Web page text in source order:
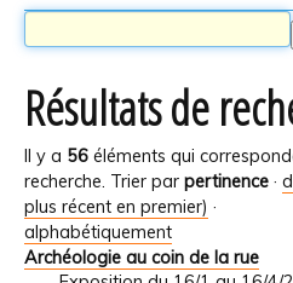
Résultats de
Il y a 56 éléments qui
recherche. Trier par pertinence ·
plus récent en premier) ·
alphabétiquement
Archéologie au coin de la rue